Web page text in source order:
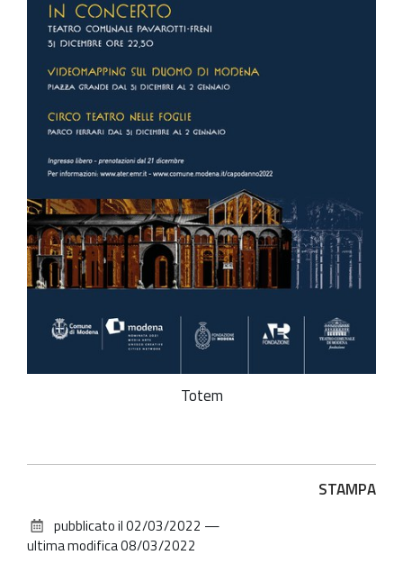
Totem
documento
STAMPA
pubblicato il02/03/2022 —
ultima modifica08/03/2022